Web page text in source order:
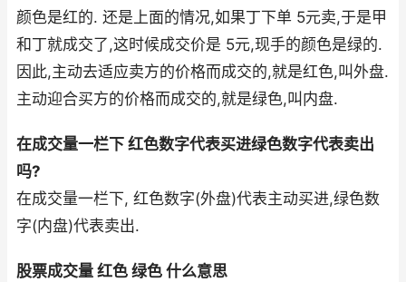
颜色是红的. 还是上面的情况,如果丁下单 5元卖,于是甲
和丁就成交了,这时候成交价是 5元,现手的颜色是绿的.
因此,主动去适应卖方的价格而成交的,就是红色,叫外盘.
主动迎合买方的价格而成交的,就是绿色,叫内盘.
在成交量一栏下 红色数字代表买进绿色数字代表卖出
吗?
在成交量一栏下, 红色数字(外盘)代表主动买进,绿色数
字(内盘)代表卖出.
股票成交量 红色 绿色 什么意思